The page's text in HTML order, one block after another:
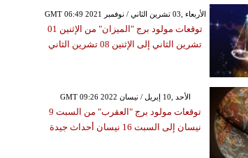
GMT 06:49 2021 الأربعاء ,03 تشرين الثاني / نوفمبر
توقعات مولود برج "الميزان" من الإثنين 01
تشرين الثاني إلى الإثنين 08 تشرين الثاني
GMT 09:26 2022 الأحد ,10 إبريل / نيسان
توقعات مولود برج "العقرب" من السبت 9
نيسان إلى السبت 16 نيسان أحداث جيدة